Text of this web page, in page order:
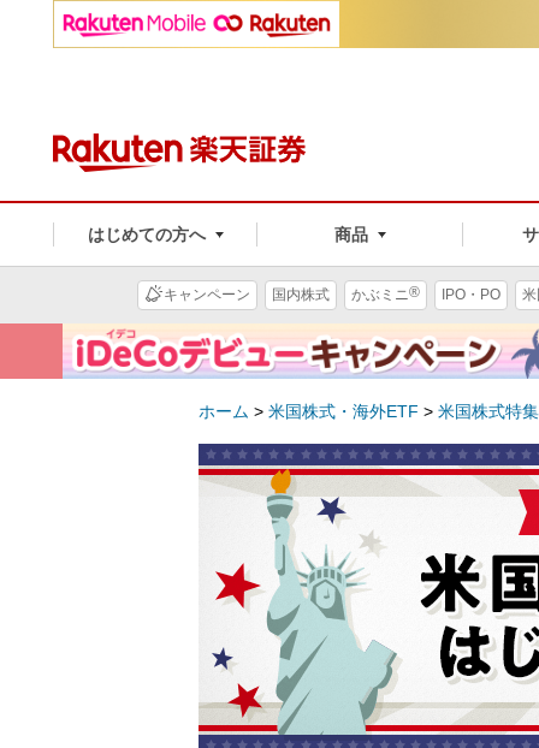
はじめての方へ 商品
キャンペーン 国内株式 かぶミニ® IPO・PO
ホーム > 米国株式・海外ETF > 米国株式特集